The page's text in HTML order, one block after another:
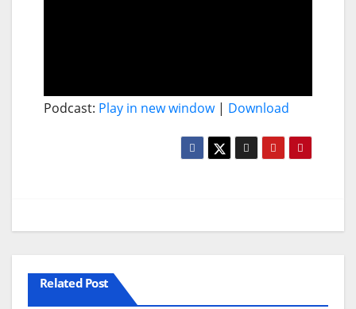
Podcast: Play in new window| Download
Related Post